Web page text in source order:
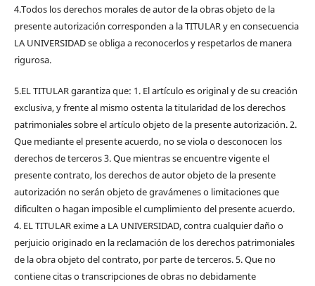
4.Todos los derechos morales de autor de la obras objeto de la
presente autorización corresponden a la TITULAR y en consecuencia
LA UNIVERSIDAD se obliga a reconocerlos y respetarlos de manera
rigurosa.
5.EL TITULAR garantiza que: 1. El artículo es original y de su creación
exclusiva, y frente al mismo ostenta la titularidad de los derechos
patrimoniales sobre el artículo objeto de la presente autorización. 2.
Que mediante el presente acuerdo, no se viola o desconocen los
derechos de terceros 3. Que mientras se encuentre vigente el
presente contrato, los derechos de autor objeto de la presente
autorización no serán objeto de gravámenes o limitaciones que
dificulten o hagan imposible el cumplimiento del presente acuerdo.
4. EL TITULAR exime a LA UNIVERSIDAD, contra cualquier daño o
perjuicio originado en la reclamación de los derechos patrimoniales
de la obra objeto del contrato, por parte de terceros. 5. Que no
contiene citas o transcripciones de obras no debidamente